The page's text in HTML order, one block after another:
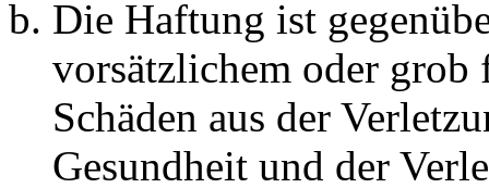
Die Haftung ist
vorsätzlichem oder grob
Schäden aus der
Gesundheit und der